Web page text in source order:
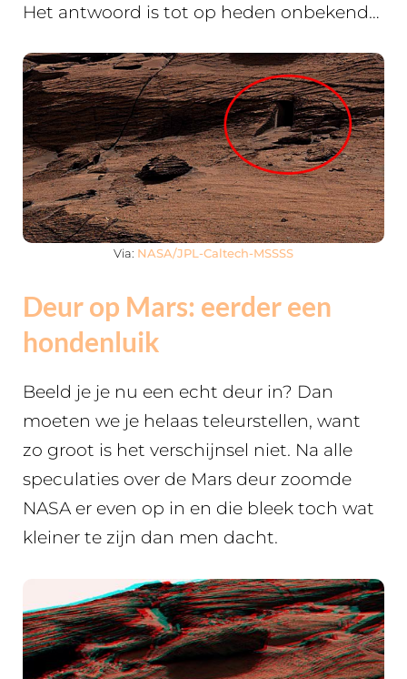
Het antwoord is tot op heden onbekend…
Via: NASA/JPL-Caltech-MSSSS
Deur op Mars: eerder een
hondenluik
Beeld je je nu een echt deur in? Dan
moeten we je helaas teleurstellen, want
zo groot is het verschijnsel niet. Na alle
speculaties over de Mars deur zoomde
NASA er even op in en die bleek toch wat
kleiner te zijn dan men dacht.